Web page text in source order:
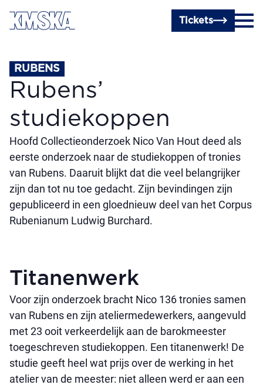
Ga naar hoofdinhoud
Tickets
RUBENS
Rubens’
studiekoppen
Hoofd Collectieonderzoek Nico Van Hout deed als
eerste onderzoek naar de studiekoppen of tronies
van Rubens. Daaruit blijkt dat die veel belangrijker
zijn dan tot nu toe gedacht. Zijn bevindingen zijn
gepubliceerd in een gloednieuw deel van het Corpus
Rubenianum Ludwig Burchard.
Titanenwerk
Voor zijn onderzoek bracht Nico 136 tronies samen
van Rubens en zijn ateliermedewerkers, aangevuld
met 23 ooit verkeerdelijk aan de barokmeester
toegeschreven studiekoppen. Een titanenwerk! De
studie geeft heel wat prijs over de werking in het
atelier van de meester: niet alleen werd er aan een